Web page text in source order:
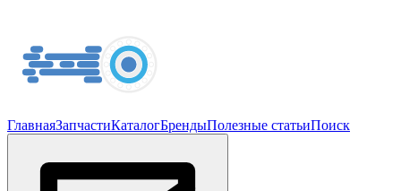
ГлавнаяЗапчастиКаталогБрендыПолезные статьиПоиск